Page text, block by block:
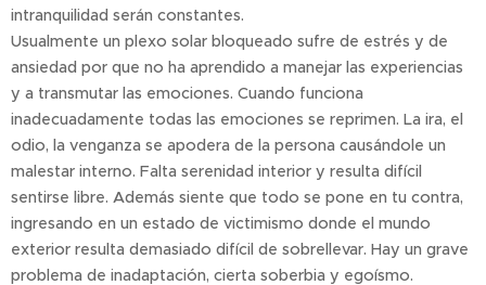
intranquilidad serán constantes.
Usualmente un plexo solar bloqueado sufre de estrés y de
ansiedad por que no ha aprendido a manejar las experiencias
y a transmutar las emociones. Cuando funciona
inadecuadamente todas las emociones se reprimen. La ira, el
odio, la venganza se apodera de la persona causándole un
malestar interno. Falta serenidad interior y resulta difícil
sentirse libre. Además siente que todo se pone en tu contra,
ingresando en un estado de victimismo donde el mundo
exterior resulta demasiado difícil de sobrellevar. Hay un grave
problema de inadaptación, cierta soberbia y egoísmo.